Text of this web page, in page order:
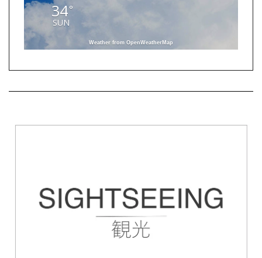
34°
SUN
Weather from OpenWeatherMap